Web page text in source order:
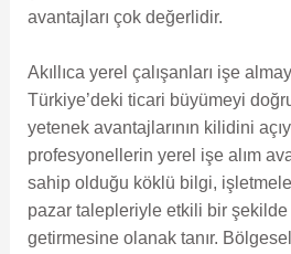
avantajları çok değerlidir.
Akıllıca yerel çalışanları işe
Türkiye’deki ticari büyümeyi
yetenek avantajlarının kilidini
profesyonellerin yerel işe alım
sahip olduğu köklü bilgi,
pazar talepleriyle etkili bir
getirmesine olanak tanır.